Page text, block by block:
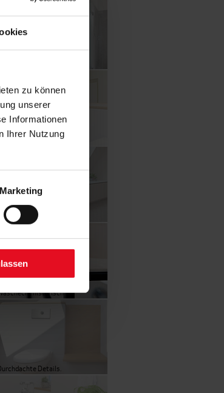
zu können
unserer
Informationen
Ihrer Nutzung
Marketing
Pflege
Gestaltung aus einem Guss
historisch
Details.